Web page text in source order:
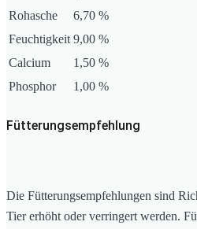
Rohasche
6,70 %
Feuchtigkeit 9,00 %
Calcium
1,50 %
Phosphor
1,00 %
Fütterungsempfehlung
Die Fütterungsempfehlungen sind
Tier erhöht oder verringert werden.